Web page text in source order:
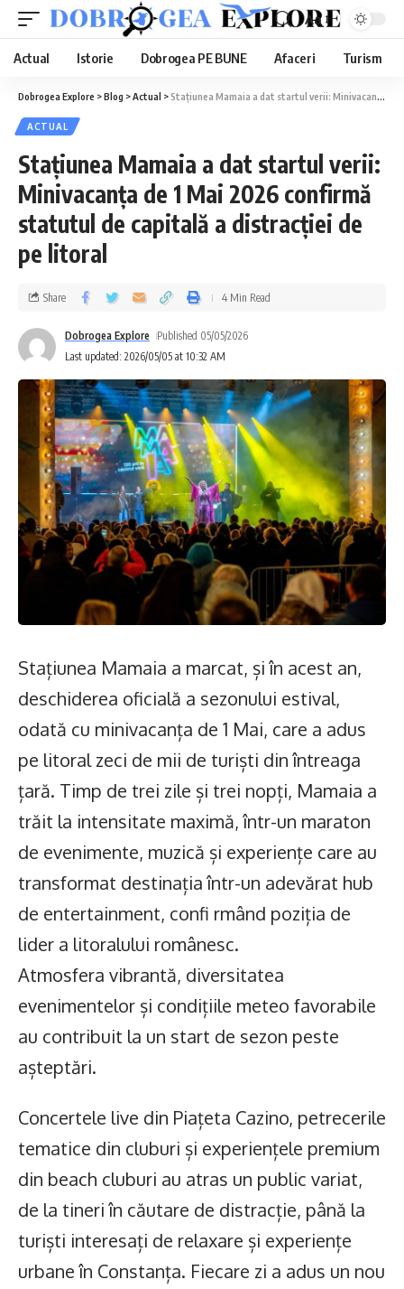
Aa
Actual Istorie Dobrogea PE BUNE Afaceri Turism
Dobrogea Explore >Blog >Actual >Stațiunea Mamaia a dat startul verii: Minivacanța de 1 Mai 2026 confirmă statutul de capitală a distracției de pe litoral
ACTUAL
Stațiunea Mamaia a dat startul verii:
Minivacanța de 1 Mai 2026 confirmă
statutul de capitală a distracției de
pe litoral
Last updated: 2026/05/05 at 10:32 AM
Dobrogea Explore Published 05/05/2026
Share 4 Min Read
Stațiunea Mamaia a marcat, și în acest an,
deschiderea oficială a sezonului estival,
odată cu minivacanța de 1 Mai, care a adus
pe litoral zeci de mii de turiști din întreaga
țară. Timp de trei zile și trei nopți, Mamaia a
trăit la intensitate maximă, într-un maraton
de evenimente, muzică și experiențe care au
transformat destinația într-un adevărat hub
de entertainment, confi rmând poziția de
lider a litoralului românesc.
Atmosfera vibrantă, diversitatea
evenimentelor și condițiile meteo favorabile
au contribuit la un start de sezon peste
așteptări.
Concertele live din Piațeta Cazino, petrecerile
tematice din cluburi și experiențele premium
din beach cluburi au atras un public variat,
de la tineri în căutare de distracție, până la
turiști interesați de relaxare și experiențe
urbane în Constanța. Fiecare zi a adus un nou